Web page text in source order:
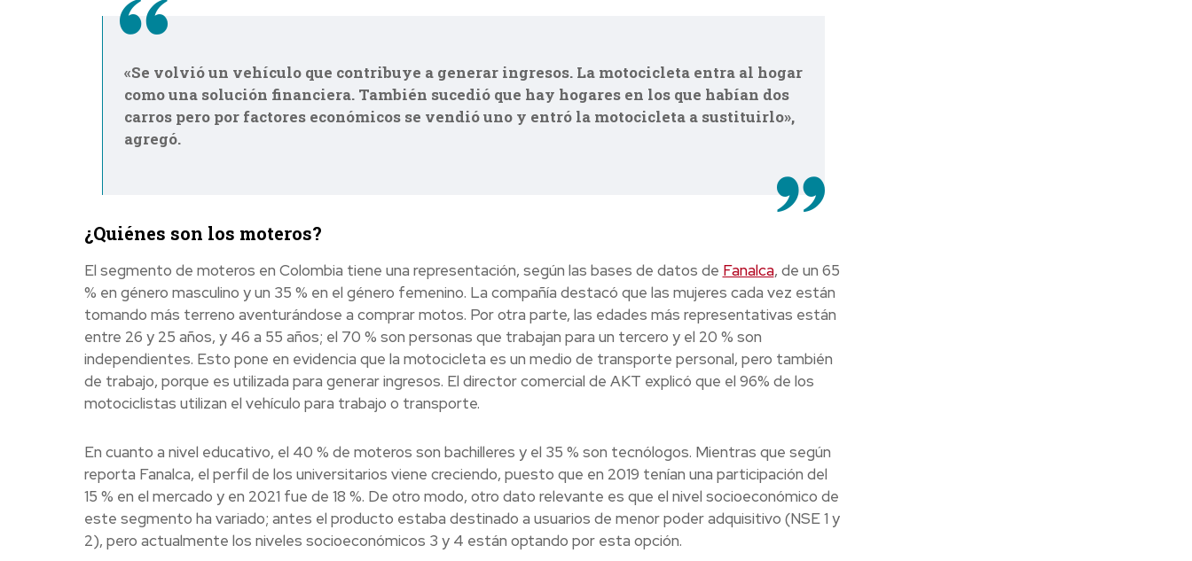
«Se volvió un vehículo que contribuye a generar ingresos. La motocicleta entra al hogar
como una solución financiera. También sucedió que hay hogares en los que habían dos
carros pero por factores económicos se vendió uno y entró la motocicleta a sustituirlo»,
agregó.
¿Quiénes son los moteros?
El segmento de moteros en Colombia tiene una representación, según las bases de datos de Fanalca, de un 65
% en género masculino y un 35 % en el género femenino. La compañía destacó que las mujeres cada vez están
tomando más terreno aventurándose a comprar motos. Por otra parte, las edades más representativas están
entre 26 y 25 años, y 46 a 55 años; el 70 % son personas que trabajan para un tercero y el 20 % son
independientes. Esto pone en evidencia que la motocicleta es un medio de transporte personal, pero también
de trabajo, porque es utilizada para generar ingresos. El director comercial de AKT explicó que el 96% de los
motociclistas utilizan el vehículo para trabajo o transporte.
En cuanto a nivel educativo, el 40 % de moteros son bachilleres y el 35 % son tecnólogos. Mientras que según
reporta Fanalca, el perfil de los universitarios viene creciendo, puesto que en 2019 tenían una participación del
15 % en el mercado y en 2021 fue de 18 %. De otro modo, otro dato relevante es que el nivel socioeconómico de
este segmento ha variado; antes el producto estaba destinado a usuarios de menor poder adquisitivo (NSE 1 y
2), pero actualmente los niveles socioeconómicos 3 y 4 están optando por esta opción.